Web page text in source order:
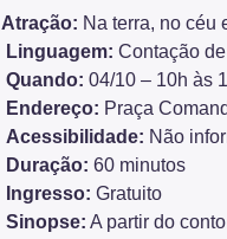
Atração: Na terra, no céu
Linguagem: Contação
Quando: 04/10 – 10h às
Endereço: Praça
Acessibilidade: Não
Duração: 60 minutos
Ingresso: Gratuito
Sinopse: A partir do